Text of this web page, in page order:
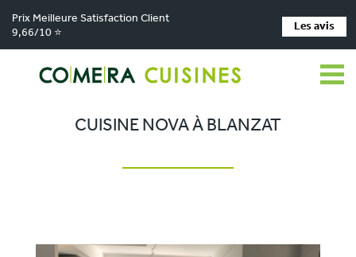
Prix Meilleure Satisfaction Client
9,66/10 ⭐
Les avis
Comera Cuisines > Nos magasins de cuisine >
Cuisiniste Clermont-Ferrand Réalisations > Cuisine Nova à Blanzat
CUISINE NOVA À BLANZAT